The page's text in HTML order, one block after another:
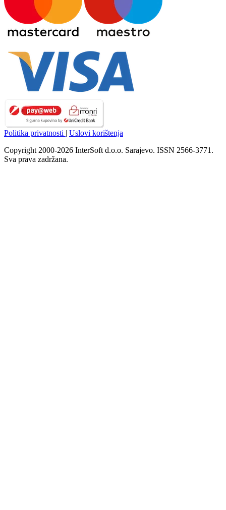
Politika privatnosti | Uslovi korištenja
Copyright 2000-2026 InterSoft d.o.o. Sarajevo. ISSN 2566-3771.
Sva prava zadržana.